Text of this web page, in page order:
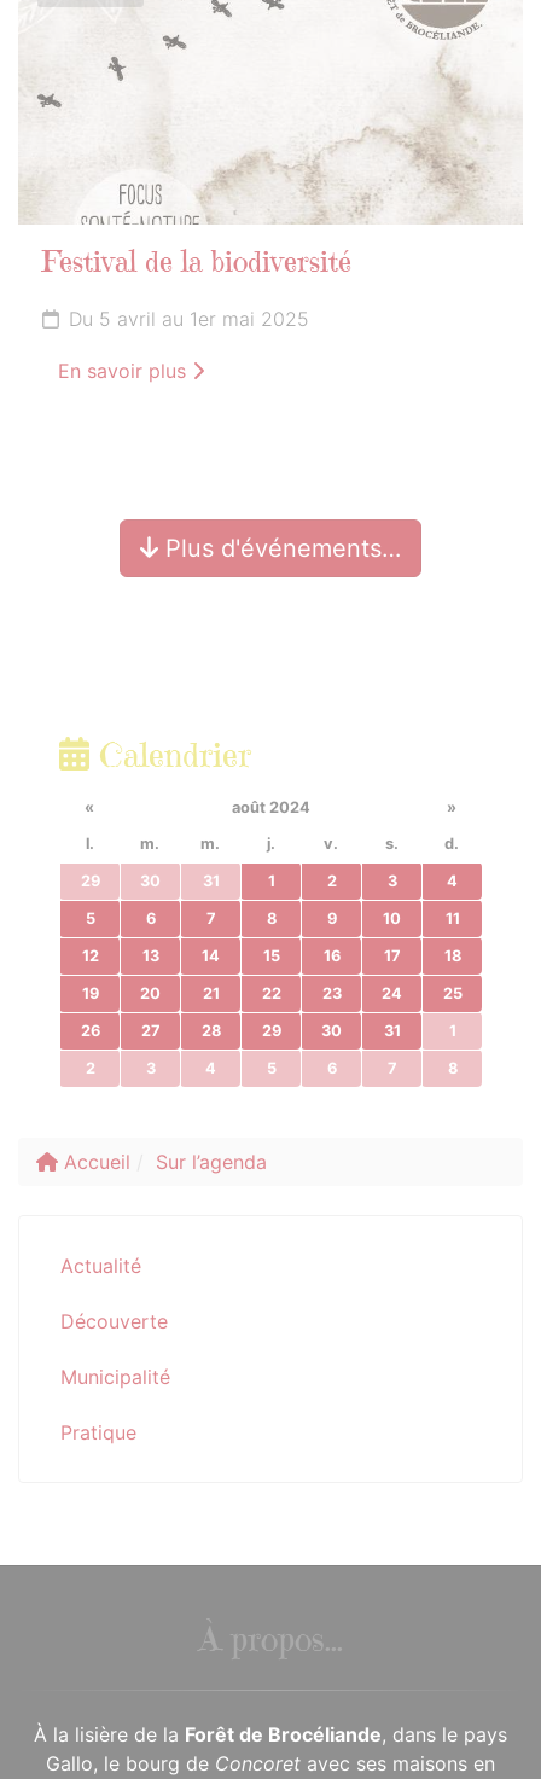
Festival de la biodiversité
Du 5 avril au 1er mai 2025
En savoir plus
Plus d'événements…
Calendrier
« août 2024
»
l.
m. m. j. v. s. d.
29 30 31 1 2 3 4
5 6 7 8 9 10 11
12 13 14 15 16 17 18
19 20 21 22 23 24 25
26 27 28 29 30 31 1
2 3 4 5 6 7 8
Accueil Sur l’agenda
Actualité
Découverte
Municipalité
Pratique
À propos...
À la lisière de la Forêt de Brocéliande, dans le pays
Gallo, le bourg de Concoret avec ses maisons en